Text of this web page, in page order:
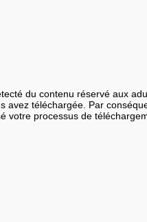
du contenu réservé aux
avez téléchargée. Par
votre processus de